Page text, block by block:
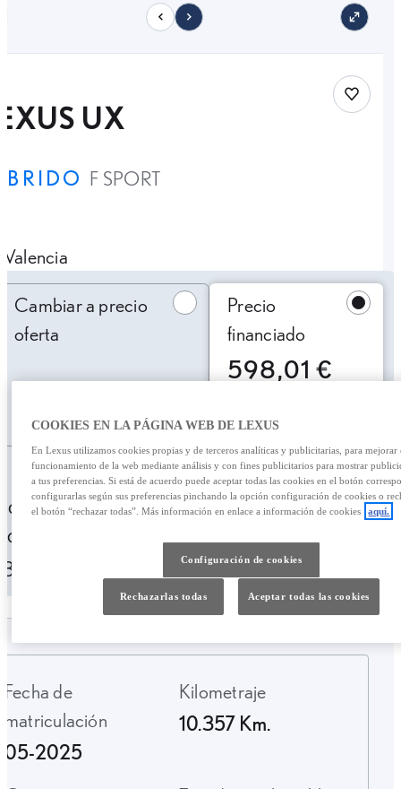
UX
F SPORT
Save car
Valencia
Cambiar a precio
oferta
39.750,00 €
Precio
financiado
598,01 €
Personalizar financiación
€ /mes49 mesesEntrada:
€
TAE: 10,06%Última cuota:
€
Fecha de
matriculación
05-2025
Kilometraje
10.357 Km.
COOKIES EN LA PÁGINA WEB DE LEXUS
En Lexus utilizamos cookies propias y de terceros analíticas y publicitarias, para mejorar
funcionamiento de la web mediante análisis y con fines publicitarios para mostrar
a tus preferencias. Si está de acuerdo puede aceptar todas las cookies en el botón
configurarlas según sus preferencias pinchando la opción configuración de cookies o
el botón “rechazar todas”. Más información en enlace a información de cookies
aquí.
Configuración de cookies
Rechazarlas todas Aceptar todas las cookies